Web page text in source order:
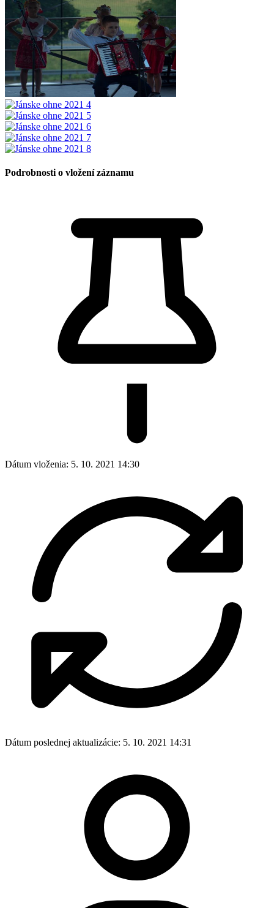
Podrobnosti o vložení záznamu
Dátum vloženia: 5. 10. 2021 14:30
Dátum poslednej aktualizácie: 5. 10. 2021 14:31